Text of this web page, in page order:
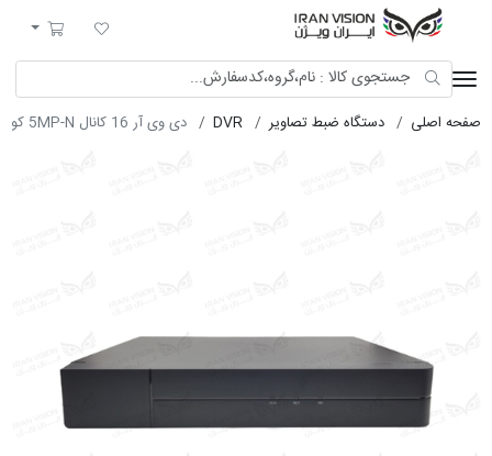
لیست مورد علاقه
سبد خرید
صفحه اصلی دستگاه ضبط تصاویر DVR دی وی آر‌ 16 کانال 5MP-N کواکسیالUNV